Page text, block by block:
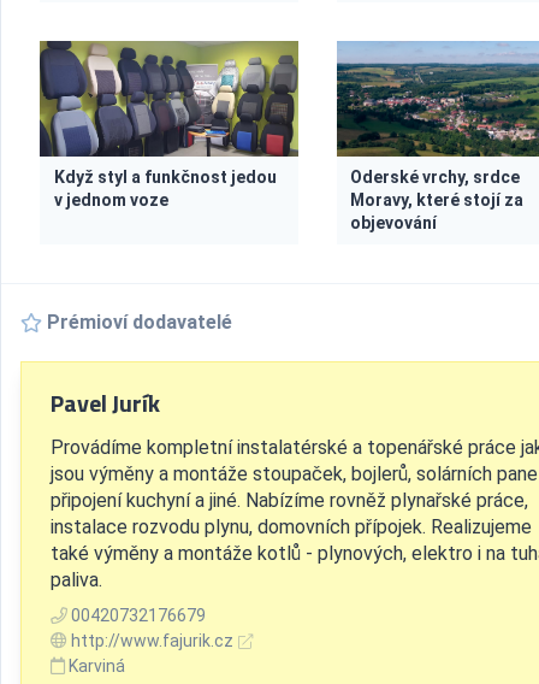
Když styl a funkčnost jedou
v jednom voze
Oderské vrchy, srdce
Moravy, které stojí za
objevování
Prémioví dodavatelé
Pavel Jurík
Provádíme kompletní instalatérské a topenářské práce
jsou výměny a montáže stoupaček, bojlerů, solárních
připojení kuchyní a jiné. Nabízíme rovněž plynařské práce,
instalace rozvodu plynu, domovních přípojek. Realizujeme
také výměny a montáže kotlů - plynových, elektro i na
paliva.
00420732176679
http://www.fajurik.cz
Karviná